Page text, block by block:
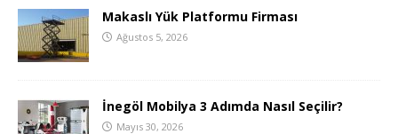
Makaslı Yük Platformu Firması
Ağustos 5, 2026
İnegöl Mobilya 3 Adımda Nasıl Seçilir?
Mayıs 30, 2026